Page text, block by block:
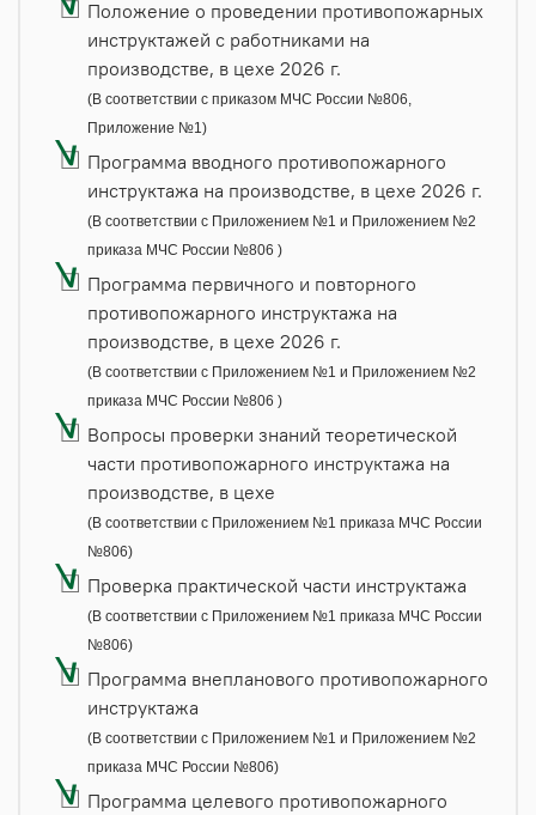
Положение о проведении противопожарных
инструктажей с работниками на
производстве, в цехе 2026 г.
(В соответствии с приказом МЧС России №806,
Приложение №1)
Программа вводного противопожарного
инструктажа на производстве, в цехе 2026 г.
(В соответствии с Приложением №1 и Приложением №2
приказа МЧС России №806 )
Программа первичного и повторного
противопожарного инструктажа на
производстве, в цехе 2026 г.
(В соответствии с Приложением №1 и Приложением №2
приказа МЧС России №806 )
Вопросы проверки знаний теоретической
части противопожарного инструктажа на
производстве, в цехе
(В соответствии с Приложением №1 приказа МЧС России
№806)
Проверка практической части инструктажа
(В соответствии с Приложением №1 приказа МЧС России
№806)
Программа внепланового противопожарного
инструктажа
(В соответствии с Приложением №1 и Приложением №2
приказа МЧС России №806)
Программа целевого противопожарного